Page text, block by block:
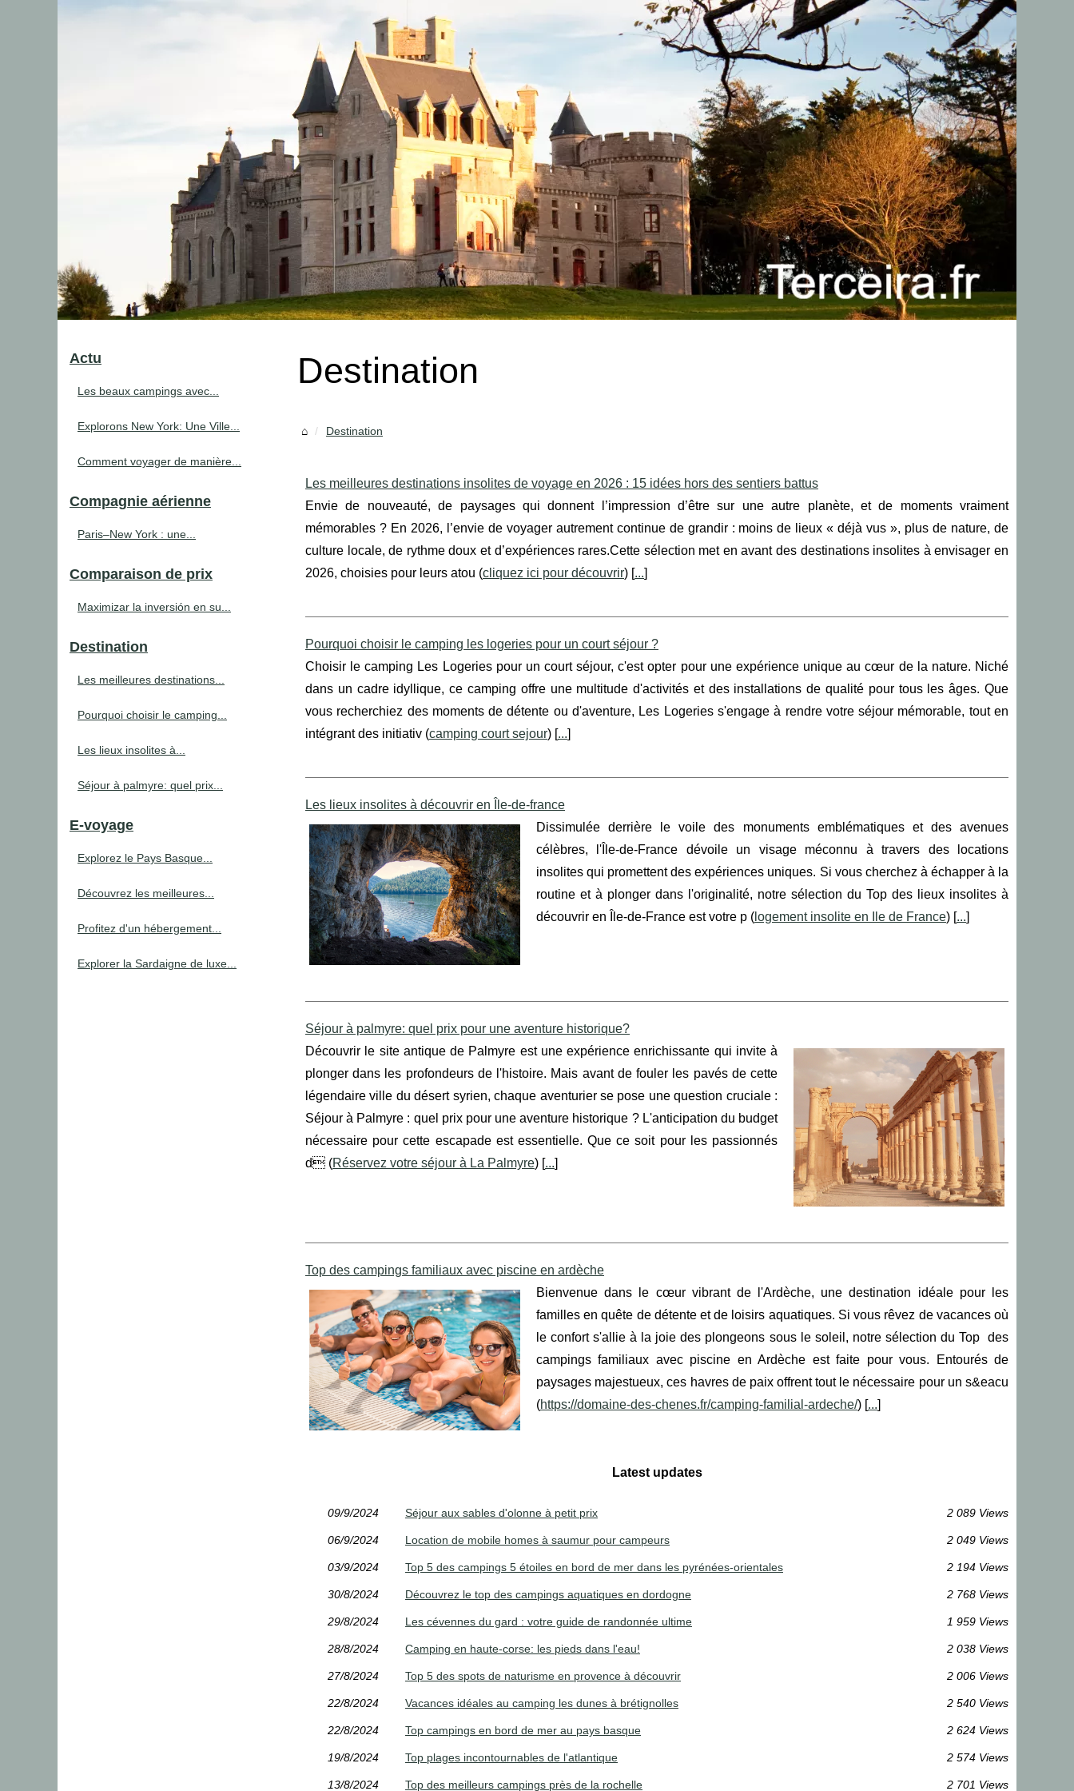
Destination
Destination
Les meilleures destinations insolites de voyage en 2026 : 15 idées hors des sentiers battus
Envie de nouveauté, de paysages qui donnent l’impression d’être sur une autre planète, et de moments vraiment
mémorables ? En 2026, l’envie de voyager autrement continue de grandir : moins de lieux « déjà vus », plus de nature, de
culture locale, de rythme doux et d’expériences rares.Cette sélection met en avant des destinations insolites à envisager en
2026, choisies pour leurs atou (cliquez ici pour découvrir) [...]
Pourquoi choisir le camping les logeries pour un court séjour ?
Choisir le camping Les Logeries pour un court séjour, c'est opter pour une expérience unique au cœur de la nature. Niché
dans un cadre idyllique, ce camping offre une multitude d'activités et des installations de qualité pour tous les âges. Que
vous recherchiez des moments de détente ou d'aventure, Les Logeries s'engage à rendre votre séjour mémorable, tout en
intégrant des initiativ (camping court sejour) [...]
Les lieux insolites à découvrir en Île-de-france
Dissimulée derrière le voile des monuments emblématiques et des avenues
célèbres, l'Île-de-France dévoile un visage méconnu à travers des locations
insolites qui promettent des expériences uniques. Si vous cherchez à échapper à la
routine et à plonger dans l'originalité, notre sélection du Top des lieux insolites à
découvrir en Île-de-France est votre p ( logement insolite en Ile de France) [...]
Séjour à palmyre: quel prix pour une aventure historique?
Découvrir le site antique de Palmyre est une expérience enrichissante qui invite à
plonger dans les profondeurs de l'histoire. Mais avant de fouler les pavés de cette
légendaire ville du désert syrien, chaque aventurier se pose une question cruciale :
Séjour à Palmyre : quel prix pour une aventure historique ? L'anticipation du budget
nécessaire pour cette escapade est essentielle. Que ce soit pour les passionnés
d (Réservez votre séjour à La Palmyre) [...]
Top des campings familiaux avec piscine en ardèche
Bienvenue dans le cœur vibrant de l'Ardèche, une destination idéale pour les
familles en quête de détente et de loisirs aquatiques. Si vous rêvez de vacances où
le confort s'allie à la joie des plongeons sous le soleil, notre sélection du Top des
campings familiaux avec piscine en Ardèche est faite pour vous. Entourés de
paysages majestueux, ces havres de paix offrent tout le nécessaire pour un s&eacu
(https://domaine-des-chenes.fr/camping-familial-ardeche/) [...]
Latest updates
09/9/2024 Séjour aux sables d'olonne à petit prix 2 089 Views
06/9/2024 Location de mobile homes à saumur pour campeurs 2 049 Views
03/9/2024 Top 5 des campings 5 étoiles en bord de mer dans les pyrénées-orientales 2 194 Views
30/8/2024 Découvrez le top des campings aquatiques en dordogne 2 768 Views
29/8/2024 Les cévennes du gard : votre guide de randonnée ultime 1 959 Views
28/8/2024 Camping en haute-corse: les pieds dans l'eau! 2 038 Views
27/8/2024 Top 5 des spots de naturisme en provence à découvrir 2 006 Views
22/8/2024 Vacances idéales au camping les dunes à brétignolles 2 540 Views
22/8/2024 Top campings en bord de mer au pays basque 2 624 Views
19/8/2024 Top plages incontournables de l'atlantique 2 574 Views
13/8/2024 Top des meilleurs campings près de la rochelle 2 701 Views
Actu
Les beaux campings avec...
Explorons New York: Une Ville...
Comment voyager de manière...
Compagnie aérienne
Paris–New York : une...
Comparaison de prix
Maximizar la inversión en su...
Destination
Les meilleures destinations...
Pourquoi choisir le camping...
Les lieux insolites à...
Séjour à palmyre: quel prix...
E-voyage
Explorez le Pays Basque...
Découvrez les meilleures...
Profitez d'un hébergement...
Explorer la Sardaigne de luxe...